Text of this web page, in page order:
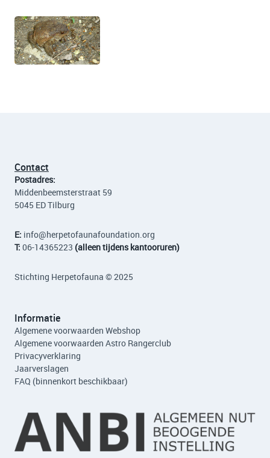
Contact
Postadres:
Middenbeemsterstraat 59
5045 ED Tilburg
E: info@herpetofaunafoundation.org
T: 06-14365223 (alleen tijdens kantooruren)
Stichting Herpetofauna © 2025
Informatie
Algemene voorwaarden Webshop
Algemene voorwaarden Astro Rangerclub
Privacyverklaring
Jaarverslagen
FAQ (binnenkort beschikbaar)